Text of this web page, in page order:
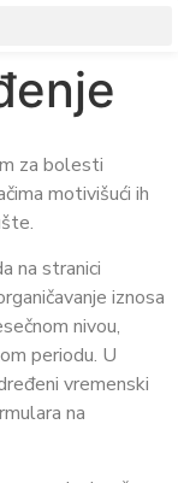
za bolesti
motivišući ih
na stranici
iznosa
nivou,
periodu. U
vremenski
na